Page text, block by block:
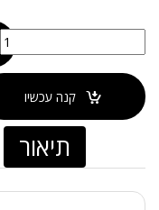
קנה עכשיו
תיאור